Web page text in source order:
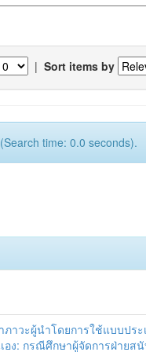
| Sort items by
time: 0.0 seconds).
าวะผู้นำโดยการใช้แบบปร
ง: กรณีศึกษาผู้จัดการฝ่ายส